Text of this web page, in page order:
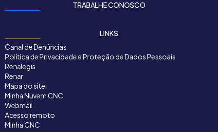
TRABALHE CONOSCO
LINKS
Canal de Denúncias
Política de Privacidade e Proteção de Dados Pessoais
Renalegis
Renar
Mapa do site
Minha Nuvem CNC
Webmail
Acesso remoto
Minha CNC